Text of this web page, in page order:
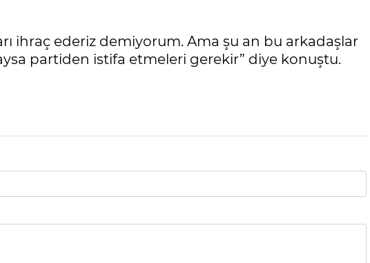
ihraç ederiz demiyorum. Ama şu an bu arkadaşlar
partiden istifa etmeleri gerekir” diye konuştu.